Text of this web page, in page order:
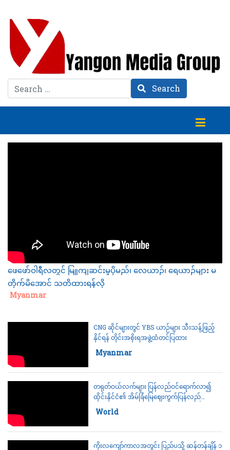
Search Search
ဖေဖော်ဝါရီလတွင် မြူကျဆင်းမှုပိုမည်၊ လေယာဉ်၊ ရေယာဉ်များ မ
တိုက်မိအောင် သတိထားရန်လို
Category:
Myanmar
CNG ဆိုင်များတွင် YBS ယာဉ်များ သီးသန့်ဖြည့်
နိုင်ရန် တိုင်းအစိုးရအဖွဲ့ထံတင်ပြထား
Category:
Myanmar
တရုတ်ဝယ်လက်များ ပြန်လည်ဝင်ရောက်လာ၍
ထိုင်းနိုင်ငံ၏ အိမ်ခြံမြေဈေးကွက်ပြန်လည်
စည်ကားလာရန်မျှော်မှန်း
Category:
World
ကိုးလကျော်ကာလအတွင်း ပြည်ပသို့ ဆန်တန်ချိန် ၁